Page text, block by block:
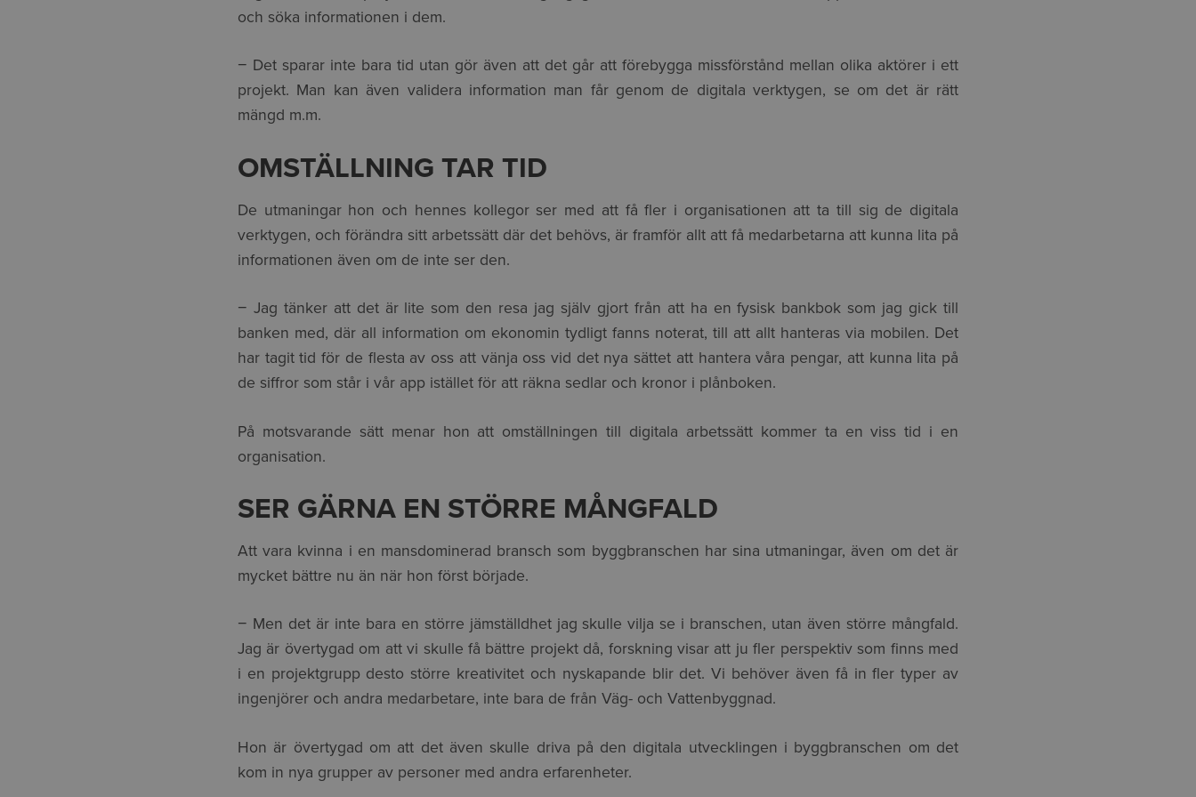
och söka informationen i dem.
− Det sparar inte bara tid utan gör även att det går att förebygga missförstånd mellan olika aktörer i ett
projekt. Man kan även validera information man får genom de digitala verktygen, se om det är rätt
mängd m.m.
OMSTÄLLNING TAR TID
De utmaningar hon och hennes kollegor ser med att få fler i organisationen att ta till sig de digitala
verktygen, och förändra sitt arbetssätt där det behövs, är framför allt att få medarbetarna att kunna lita på
informationen även om de inte ser den.
− Jag tänker att det är lite som den resa jag själv gjort från att ha en fysisk bankbok som jag gick till
banken med, där all information om ekonomin tydligt fanns noterat, till att allt hanteras via mobilen. Det
har tagit tid för de flesta av oss att vänja oss vid det nya sättet att hantera våra pengar, att kunna lita på
de siffror som står i vår app istället för att räkna sedlar och kronor i plånboken.
På motsvarande sätt menar hon att omställningen till digitala arbetssätt kommer ta en viss tid i en
organisation.
SER GÄRNA EN STÖRRE MÅNGFALD
Att vara kvinna i en mansdominerad bransch som byggbranschen har sina utmaningar, även om det är
mycket bättre nu än när hon först började.
− Men det är inte bara en större jämställdhet jag skulle vilja se i branschen, utan även större mångfald.
Jag är övertygad om att vi skulle få bättre projekt då, forskning visar att ju fler perspektiv som finns med
i en projektgrupp desto större kreativitet och nyskapande blir det. Vi behöver även få in fler typer av
ingenjörer och andra medarbetare, inte bara de från Väg- och Vattenbyggnad.
Hon är övertygad om att det även skulle driva på den digitala utvecklingen i byggbranschen om det
kom in nya grupper av personer med andra erfarenheter.